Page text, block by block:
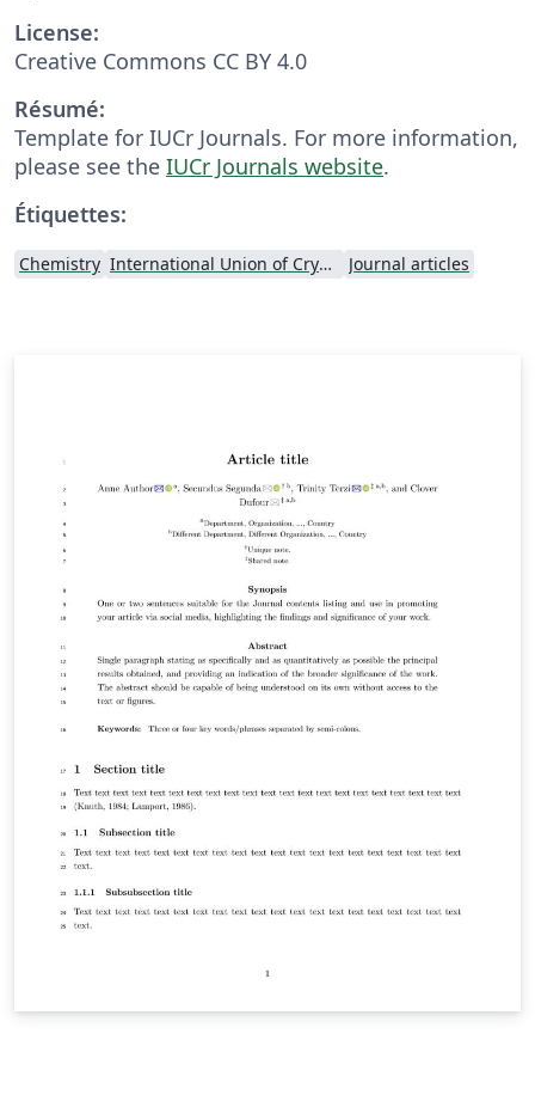
License:
Creative Commons CC BY 4.0
Résumé:
Template for IUCr Journals. For more information,
please see the IUCr Journals website.
Étiquettes:
Chemistry International Union of Crystallography Journal articles